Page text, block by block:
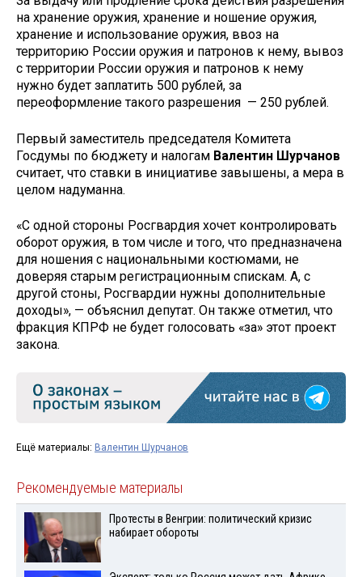
на хранение оружия, хранение и ношение оружия,
хранение и использование оружия, ввоз на
территорию России оружия и патронов к нему, вывоз
с территории России оружия и патронов к нему
нужно будет заплатить 500 рублей, за
переоформление такого разрешения — 250 рублей.
Первый заместитель председателя Комитета
Госдумы по бюджету и налогам Валентин Шурчанов
считает, что ставки в инициативе завышены, а мера в
целом надуманна.
«С одной стороны Росгвардия хочет контролировать
оборот оружия, в том числе и того, что предназначена
для ношения с национальными костюмами, не
доверяя старым регистрационным спискам. А, с
другой стоны, Росгвардии нужны дополнительные
доходы», — объяснил депутат. Он также отметил, что
фракция КПРФ не будет голосовать «за» этот проект
закона.
Ещё материалы: Валентин Шурчанов
Рекомендуемые материалы
Протесты в Венгрии: политический кризис
набирает обороты